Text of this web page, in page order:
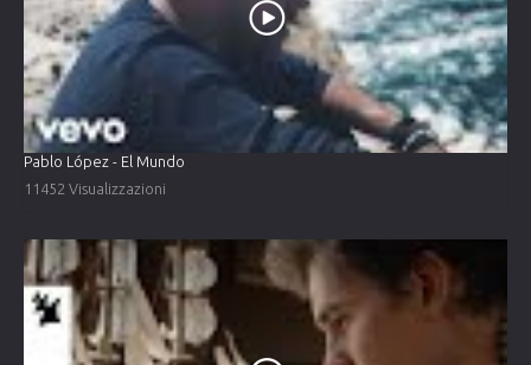
Pablo López - El Mundo
11452 Visualizzazioni